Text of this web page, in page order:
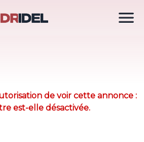
de voir cette annonce :
est-elle désactivée.
